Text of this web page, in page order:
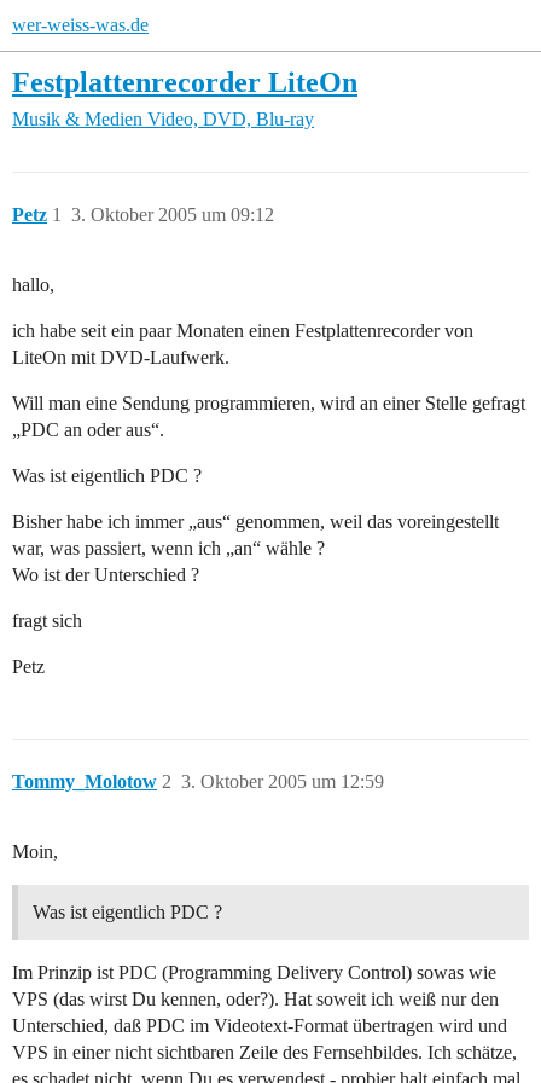
wer-weiss-was.de
Festplattenrecorder LiteOn
Musik & Medien Video, DVD, Blu-ray
Petz 3. Oktober 2005 um 09:12
1
hallo,
ich habe seit ein paar Monaten einen Festplattenrecorder von
LiteOn mit DVD-Laufwerk.
Will man eine Sendung programmieren, wird an einer Stelle gefragt
„PDC an oder aus“.
Was ist eigentlich PDC ?
Bisher habe ich immer „aus“ genommen, weil das voreingestellt
war, was passiert, wenn ich „an“ wähle ?
Wo ist der Unterschied ?
fragt sich
Petz
Tommy_Molotow 3. Oktober 2005 um 12:59
2
Moin,
Was ist eigentlich PDC ?
Im Prinzip ist PDC (Programming Delivery Control) sowas wie
VPS (das wirst Du kennen, oder?). Hat soweit ich weiß nur den
Unterschied, daß PDC im Videotext-Format übertragen wird und
VPS in einer nicht sichtbaren Zeile des Fernsehbildes. Ich schätze,
es schadet nicht, wenn Du es verwendest - probier halt einfach mal.